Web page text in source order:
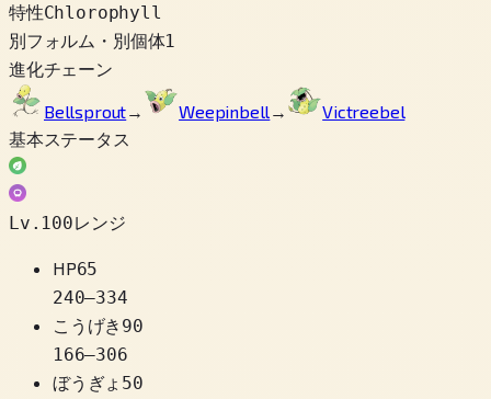
特性Chlorophyll
別フォルム・別個体1
進化チェーン
Bellsprout→ Weepinbell→
Victreebel
基本ステータス
Lv.100レンジ
HP65
240–334
こうげき 90
166–306
ぼうぎょ 50